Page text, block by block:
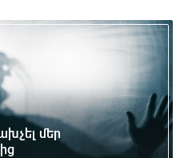
մեր